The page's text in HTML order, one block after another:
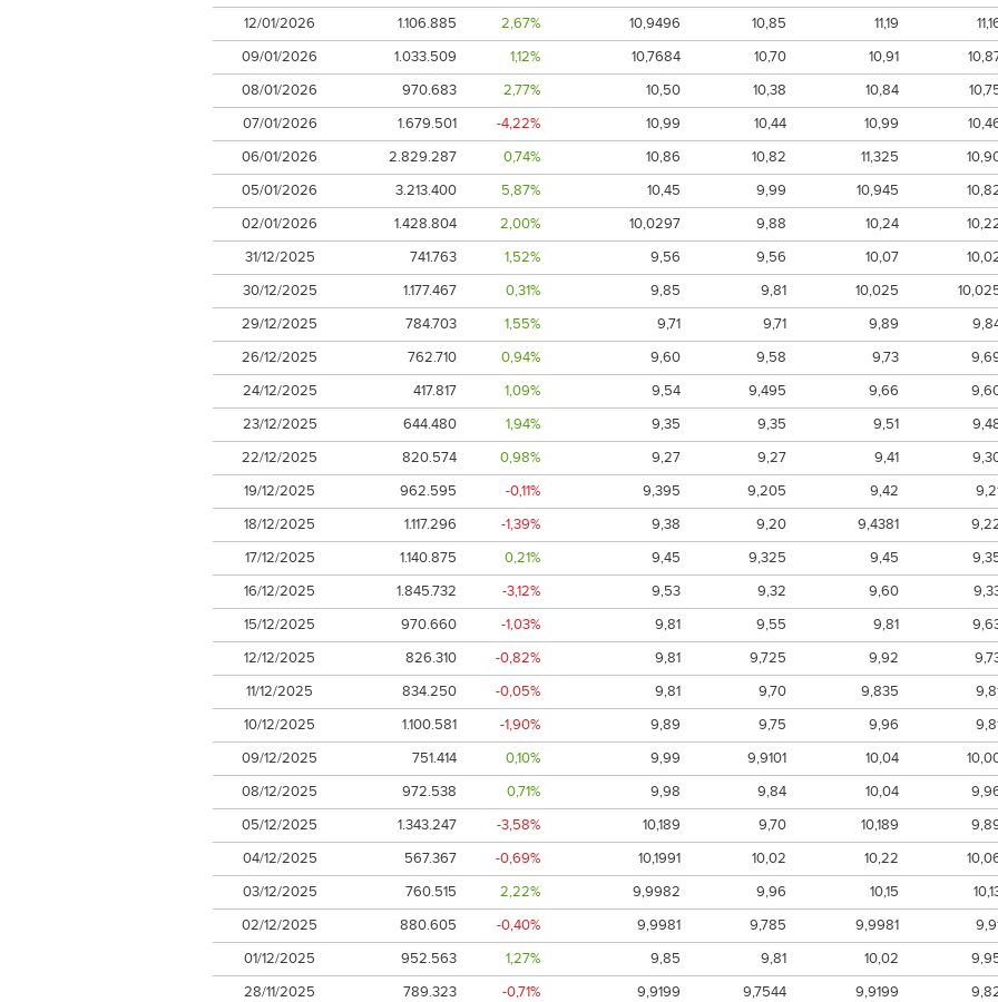
12/01/2026
1.106.885 2,67% 10,9496 10,85 11,19
09/01/2026
1.033.509 1,12% 10,7684 10,70 10,91
08/01/2026
970.683 2,77% 10,50 10,38 10,84
07/01/2026
1.679.501 -4,22% 10,99 10,44 10,99
06/01/2026
2.829.287 0,74% 10,86 10,82 11,325
05/01/2026
3.213.400 5,87% 10,45 9,99 10,945
02/01/2026
1.428.804 2,00% 10,0297 9,88 10,24
31/12/2025
741.763 1,52% 9,56 9,56 10,07
30/12/2025
1.177.467 0,31% 9,85 9,81 10,025
29/12/2025
784.703 1,55% 9,71 9,71 9,89
26/12/2025
762.710 0,94% 9,60 9,58 9,73
24/12/2025
417.817 1,09% 9,54 9,495 9,66
23/12/2025
644.480 1,94% 9,35 9,35 9,51
22/12/2025
820.574 0,98% 9,27 9,27 9,41
19/12/2025
962.595 -0,11% 9,395 9,205 9,42
18/12/2025
1.117.296 -1,39% 9,38 9,20 9,4381
17/12/2025
1.140.875 0,21% 9,45 9,325 9,45
16/12/2025
1.845.732 -3,12% 9,53 9,32 9,60
15/12/2025
970.660 -1,03% 9,81 9,55 9,81
12/12/2025
826.310 -0,82% 9,81 9,725 9,92
11/12/2025
834.250 -0,05% 9,81 9,70 9,835
10/12/2025
1.100.581 -1,90% 9,89 9,75 9,96
09/12/2025
751.414 0,10% 9,99 9,9101 10,04
08/12/2025
972.538 0,71% 9,98 9,84 10,04
05/12/2025
1.343.247 -3,58% 10,189 9,70 10,189
04/12/2025
567.367 -0,69% 10,1991 10,02 10,22
03/12/2025
760.515 2,22% 9,9982 9,96 10,15
02/12/2025
880.605 -0,40% 9,9981 9,785 9,9981
01/12/2025
952.563 1,27% 9,85 9,81 10,02
28/11/2025
789.323 -0,71% 9,9199 9,7544 9,9199